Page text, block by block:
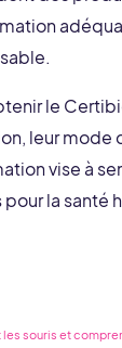
le
leur mode
vise à
pour la santé
souris et